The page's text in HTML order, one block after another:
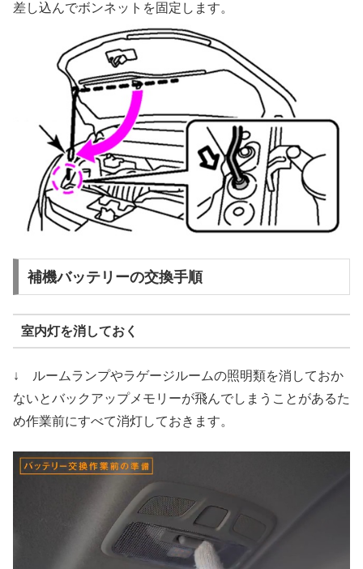
差し込んでボンネットを固定します。
補機バッテリーの交換手順
室内灯を消しておく
↓ ルームランプやラゲージルームの照明類を消しておか
ないとバックアップメモリーが飛んでしまうことがあるた
め作業前にすべて消灯しておきます。